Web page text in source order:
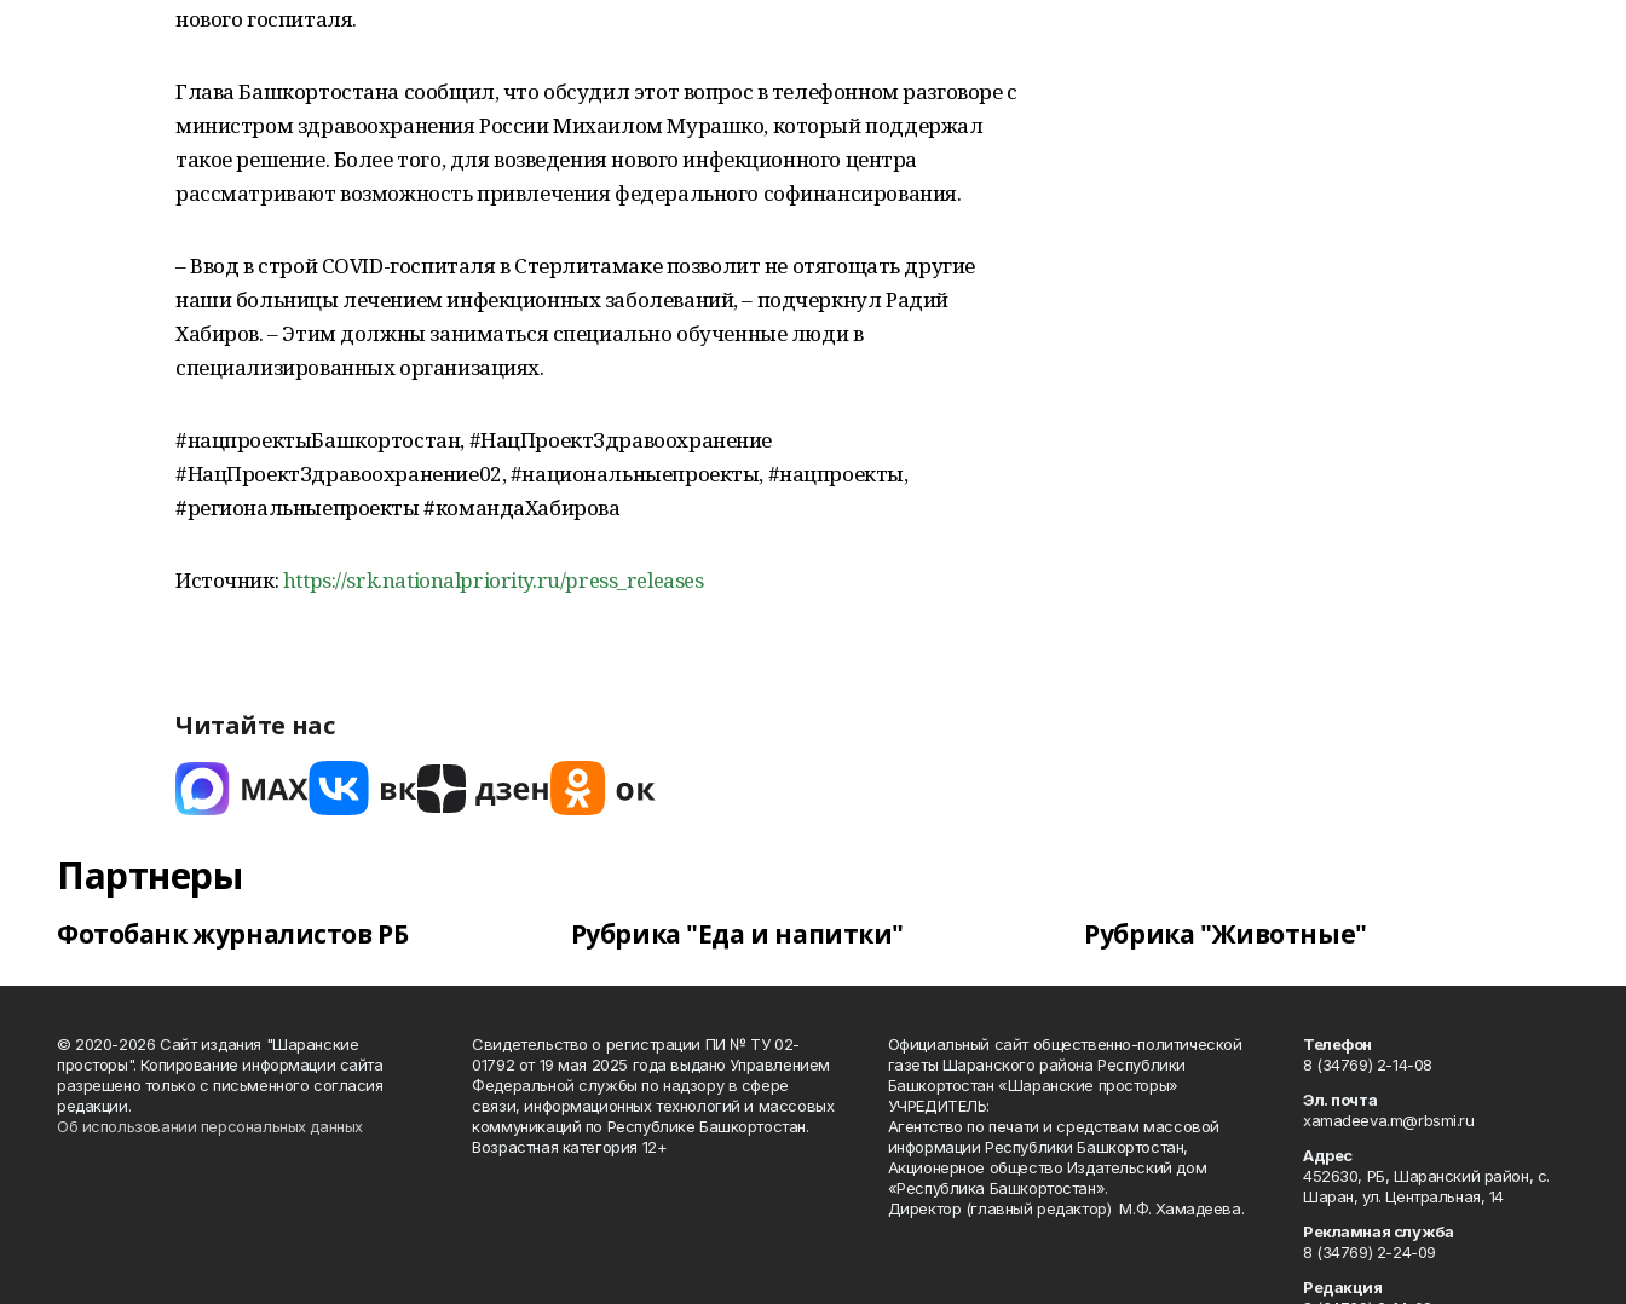
нового госпиталя.
Глава Башкортостана сообщил, что обсудил этот вопрос в телефонном разговоре с
министром здравоохранения России Михаилом Мурашко, который поддержал
такое решение. Более того, для возведения нового инфекционного центра
рассматривают возможность привлечения федерального софинансирования.
– Ввод в строй COVID-госпиталя в Стерлитамаке позволит не отягощать другие
наши больницы лечением инфекционных заболеваний, – подчеркнул Радий
Хабиров. – Этим должны заниматься специально обученные люди в
специализированных организациях.
#нацпроектыБашкортостан, #НацПроектЗдравоохранение
#НацПроектЗдравоохранение02, #национальныепроекты, #нацпроекты,
#региональныепроекты #командаХабирова
Источник:https://srk.nationalpriority.ru/press_releases
Читайте нас
Партнеры
Фотобанк журналистов РБ Рубрика "Еда и напитки" Рубрика "Животные"
© 2020-2026 Сайт издания "Шаранские
просторы". Копирование информации сайта
разрешено только с письменного согласия
редакции.
Об использовании персональных данных
Свидетельство о регистрации ПИ № ТУ 02-
01792 от 19 мая 2025 года выдано Управлением
Федеральной службы по надзору в сфере
связи, информационных технологий и массовых
коммуникаций по Республике Башкортостан.
Возрастная категория 12+
Официальный сайт общественно-политической
газеты Шаранского района Республики
Башкортостан «Шаранские просторы»
УЧРЕДИТЕЛЬ:
Агентство по печати и средствам массовой
информации Республики Башкортостан,
Акционерное общество Издательский дом
«Республика Башкортостан».
Директор (главный редактор) М.Ф. Хамадеева.
Телефон
8 (34769) 2-14-08
Эл. почта
xamadeeva.m@rbsmi.ru
Адрес
452630, РБ, Шаранский район, с.
Шаран, ул. Центральная, 14
Рекламная служба
8 (34769) 2-24-09
Редакция